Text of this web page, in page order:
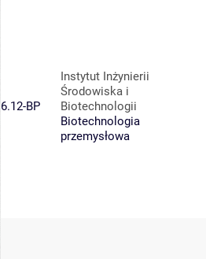
6.12-BP
Instytut Inżynierii
Środowiska i
Biotechnologii
Biotechnologia
przemysłowa